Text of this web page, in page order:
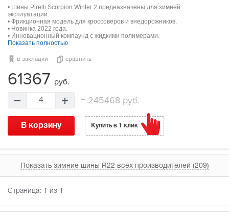
• Шины Pirelli Scorpion Winter 2 предназначены для зимней
эксплуатации.
• Фрикционная модель для кроссоверов и внедорожников.
• Новинка 2022 года.
• Инновационный компаунд с жидкими полимерами.
Показать полностью
в закладки сравнить
61367 руб.
4 = 245468 руб.
В корзину Купить в 1 клик
Показать зимние шины R22 всех производителей (209)
Страница: 1 из 1